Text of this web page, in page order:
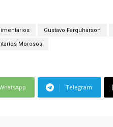
Gustavo Farquharson
Morosos
Telegram